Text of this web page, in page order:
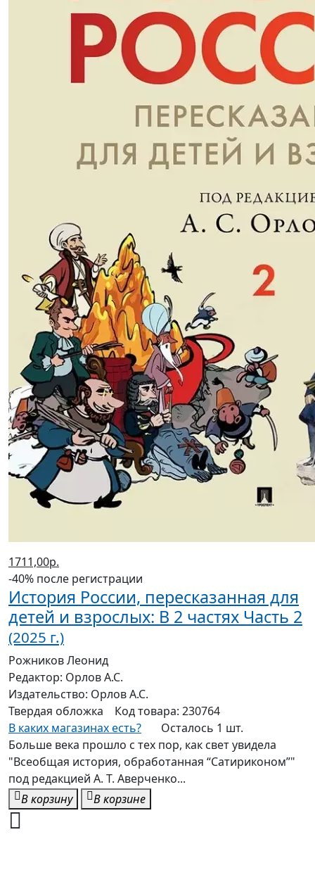
1711,00р.
-40% после регистрации
История России, пересказанная для
детей и взрослых: В 2 частях Часть 2
(2025 г.)
Рожников Леонид
Редактор: Орлов А.С.
Издательство: Орлов А.С.
Твердая обложка Код товара: 230764
В каких магазинах есть?
Осталось 1 шт.
Больше века прошло с тех пор, как свет увидела
"Всеобщая история, обработанная “Сатириконом”"
под редакцией А. Т. Аверченко...
В корзину
В корзине